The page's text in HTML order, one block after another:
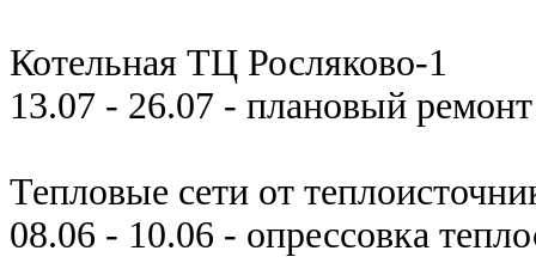
Котельная ТЦ Росляково-1
13.07 - 26.07 - плановый
Тепловые сети от
08.06 - 10.06 - опрессовка